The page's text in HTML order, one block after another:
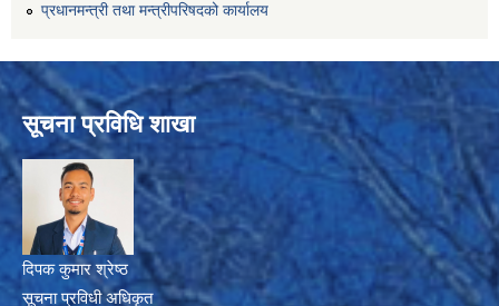
प्रधानमन्त्री तथा मन्त्रीपरिषदको कार्यालय
सूचना प्रविधि शाखा
दिपक कुमार श्रेष्ठ
सूचना प्रविधी अधिकृत